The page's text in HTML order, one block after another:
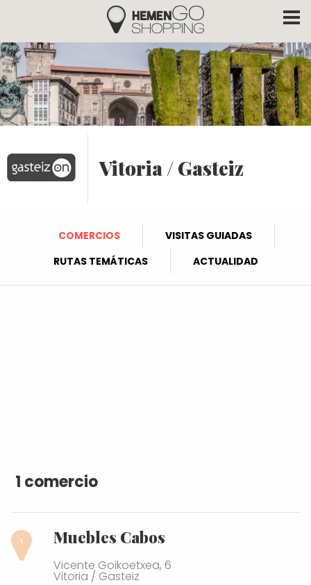
Pasar al contenido principal
Hemengo Shopping
Vitoria / Gasteiz
COMERCIOS
VISITAS GUIADAS
RUTAS TEMÁTICAS
ACTUALIDAD
1 comercio
Muebles Cabos
Vicente Goikoetxea, 6
Vitoria / Gasteiz